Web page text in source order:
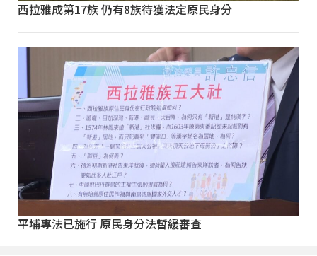
西拉雅成第17族 仍有8族待獲法定原民身分
平埔專法已施行 原民身分法暫緩審查